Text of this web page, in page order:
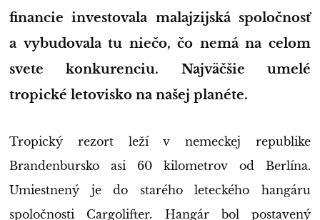
financie investovala malajzijská spoločnosť
a vybudovala tu niečo, čo nemá na celom
svete konkurenciu. Najväčšie umelé
tropické letovisko na našej planéte.
Tropický rezort leží v nemeckej republike
Brandenbursko asi 60 kilometrov od Berlína.
Umiestnený je do starého leteckého hangáru
spoločnosti Cargolifter. Hangár bol postavený